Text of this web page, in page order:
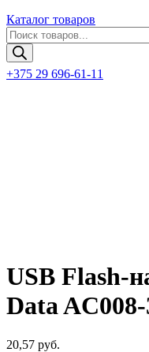
Каталог товаров
Поиск
товаров
+375 29 696-61-11
USB Flash-
Data
20,57 руб.